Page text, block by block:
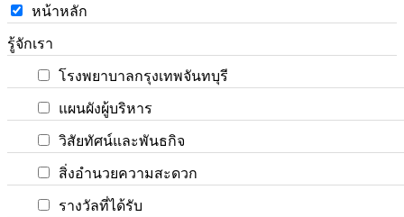
หน้าหลัก
รู้จักเรา
โรงพยาบาลกรุงเทพจันทบุรี
แผนผังผู้บริหาร
วิสัยทัศน์และพันธกิจ
สิ่งอำนวยความสะดวก
รางวัลที่ได้รับ